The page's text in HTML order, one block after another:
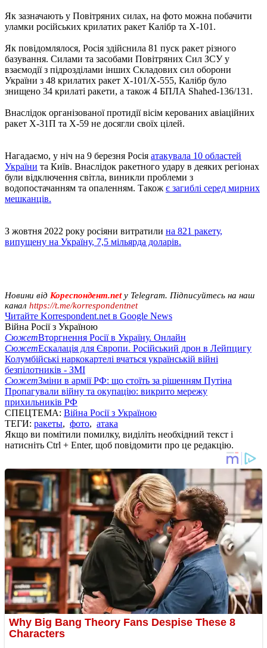
Як зазначають у Повітряних силах, на фото можна побачити
уламки російських крилатих ракет Калібр та Х-101.
Як повідомлялося, Росія здійснила 81 пуск ракет різного
базування. Силами та засобами Повітряних Сил ЗСУ у
взаємодії з підрозділами інших Складових сил оборони
України з 48 крилатих ракет Х-101/Х-555, Калібр було
знищено 34 крилаті ракети, а також 4 БПЛА Shahed-136/131.
Внаслідок організованої протидії вісім керованих авіаційних
ракет Х-31П та Х-59 не досягли своїх цілей.
Нагадаємо, у ніч на 9 березня Росія атакувала 10 областей
України та Київ. Внаслідок ракетного удару в деяких регіонах
були відключення світла, виникли проблеми з
водопостачанням та опаленням. Також є загиблі серед мирних
мешканців.
З жовтня 2022 року росіяни витратили на 821 ракету,
випущену на Україну, 7,5 мільярда доларів.
Новини від Кореспондент.netу Telegram. Підписуйтесь на наш
канал https://t.me/korrespondentnet
Читайте Korrespondent.net в Google News
Війна Росії з Україною
СюжетВторгнення Росії в Україну. Онлайн
СюжетЕскалація для Європи. Російський дрон в Лейпцигу
Колумбійські наркокартелі вчаться українській війні
безпілотників - ЗМІ
СюжетЗміни в армії РФ: що стоїть за рішенням Путіна
Пропагували війну та окупацію: викрито мережу
прихильників РФ
СПЕЦТЕМА: Війна Росії з Україною
ТЕГИ: ракеты, фото, атака
Якщо ви помітили помилку, виділіть необхідний текст і
натисніть Ctrl + Enter, щоб повідомити про це редакцію.